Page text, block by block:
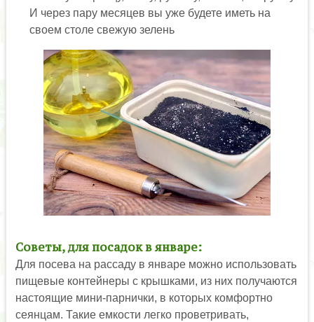
И через пару месяцев вы уже будете иметь на
своем столе свежую зелень
Советы, для посадок в январе:
Для посева на рассаду в январе можно использовать
пищевые контейнеры с крышками, из них получаются
настоящие мини-парнички, в которых комфортно
сеянцам. Такие емкости легко проветривать,